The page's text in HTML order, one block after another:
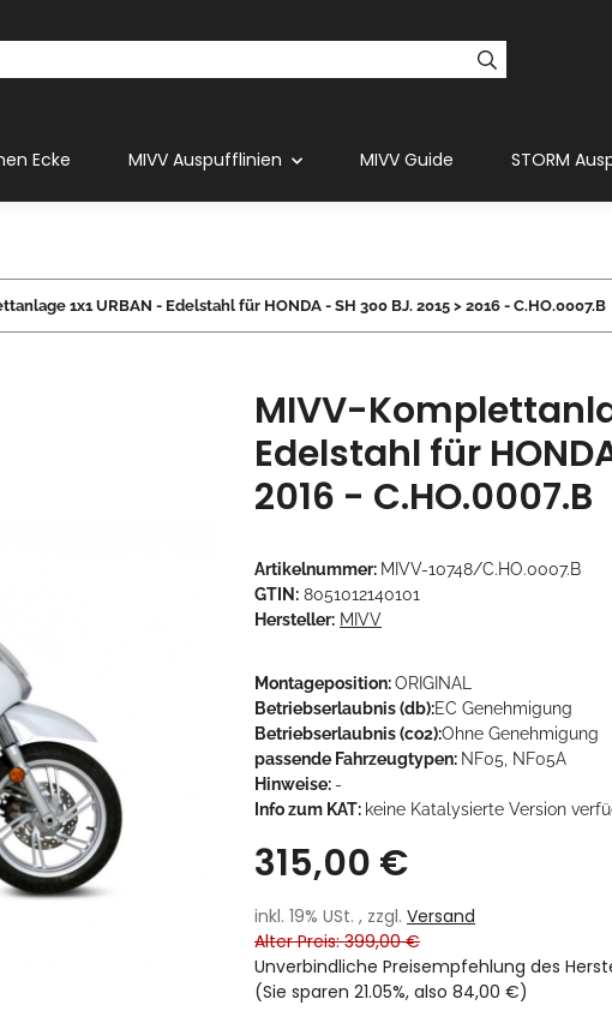
Ecke MIVV Auspufflinien MIVV Guide STORM
1x1 URBAN - Edelstahl für HONDA - SH 300 BJ. 2015 > 2016 - C.HO.0007.B
MIVV-
Edelstahl für
2016 - C.HO.0007.B
Artikelnummer: MIVV-10748/C.HO.0007.B
GTIN: 8051012140101
Hersteller: MIVV
Montageposition:ORIGINAL
Betriebserlaubnis (db):EC Genehmigung
Betriebserlaubnis (co2):Ohne Genehmigung
passende Fahrzeugtypen: NF05, NF05A
Hinweise: -
Info zum KAT: keine Katalysierte Version
315,00 €
inkl. 19% USt. , zzgl. Versand
Alter Preis: 399,00 €
Unverbindliche Preisempfehlung des
(Sie sparen 21.05%, also 84,00 €)